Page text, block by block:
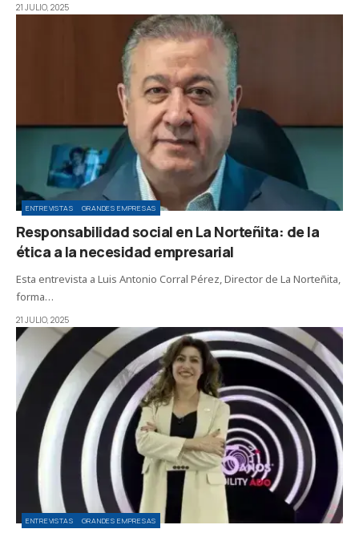
21 JULIO, 2025
ENTREVISTAS GRANDES EMPRESAS
Responsabilidad social en La Norteñita: de la
ética a la necesidad empresarial
Esta entrevista a Luis Antonio Corral Pérez, Director de La Norteñita,
forma…
21 JULIO, 2025
ENTREVISTAS GRANDES EMPRESAS